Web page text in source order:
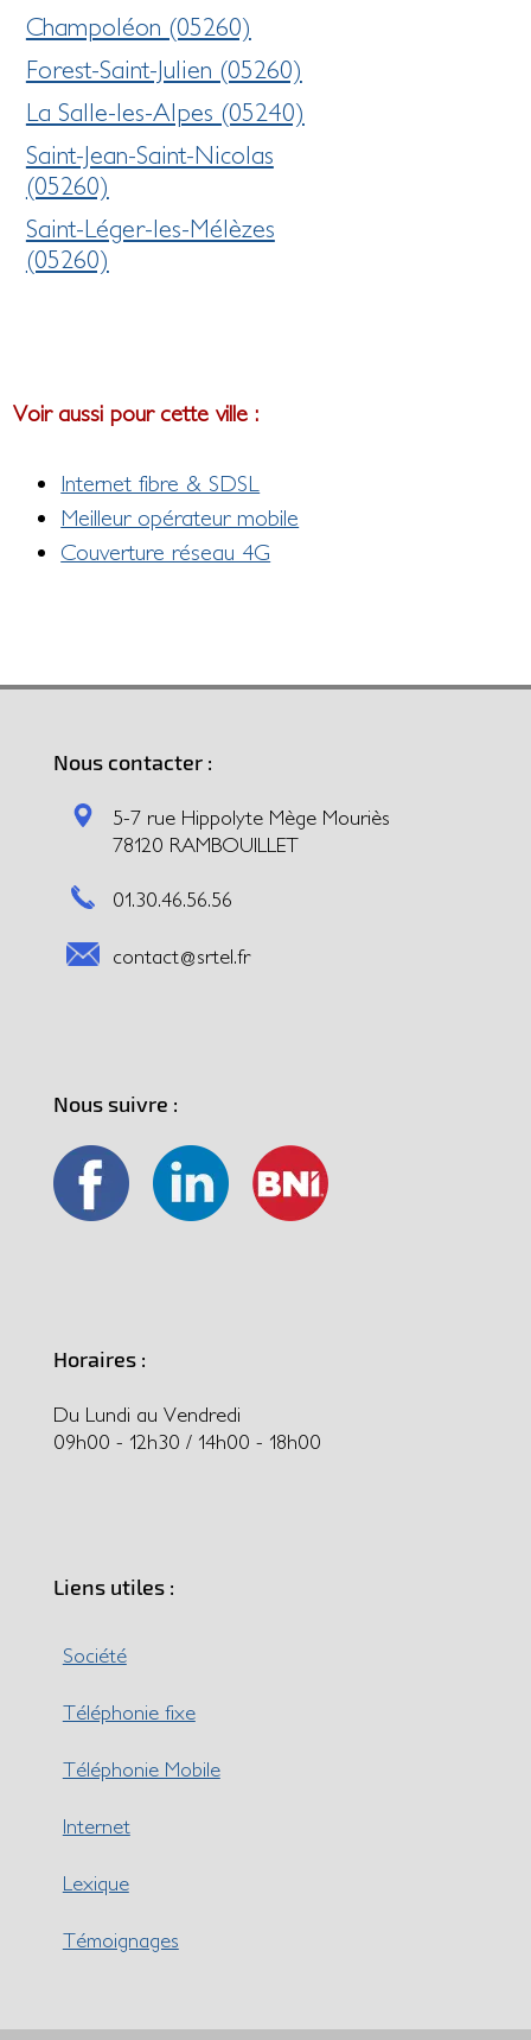
Champoléon (05260)
Forest-Saint-Julien (05260)
La Salle-les-Alpes (05240)
Saint-Jean-Saint-Nicolas
(05260)
Saint-Léger-les-Mélèzes
(05260)
Voir aussi pour cette ville :
Internet fibre & SDSL
Meilleur opérateur mobile
Couverture réseau 4G
Nous contacter :
5-7 rue Hippolyte Mège Mouriès
78120 RAMBOUILLET
01.30.46.56.56
contact@srtel.fr
Nous suivre :
Horaires :
Du Lundi au Vendredi
09h00 - 12h30 / 14h00 - 18h00
Liens utiles :
Société
Téléphonie fixe
Téléphonie Mobile
Internet
Lexique
Témoignages